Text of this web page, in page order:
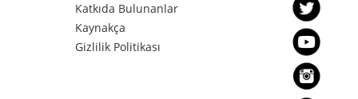
Katkıda Bulunanlar
Kaynakça
Gizlilik Politikası